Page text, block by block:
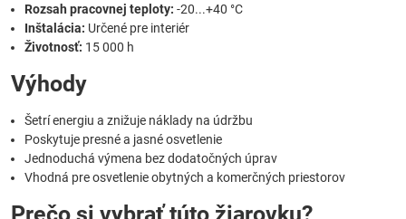
Rozsah pracovnej teploty: -20...+40 °C
Inštalácia: Určené pre interiér
Životnosť: 15 000 h
Výhody
Šetrí energiu a znižuje náklady na údržbu
Poskytuje presné a jasné osvetlenie
Jednoduchá výmena bez dodatočných úprav
Vhodná pre osvetlenie obytných a komerčných priestorov